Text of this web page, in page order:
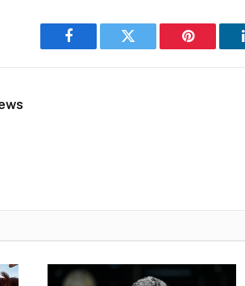
Facebook Twitter Pinterest